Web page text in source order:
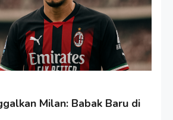
Milan: Babak Baru di